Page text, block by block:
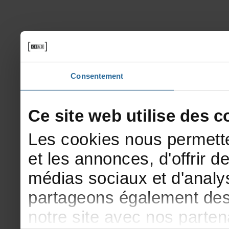
Consentement